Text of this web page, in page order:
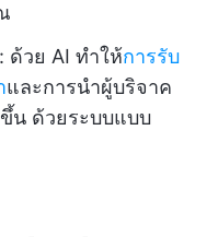
: ด้วย AI ทำให้การรับ
และการนำผู้บริจาค
น ด้วยระบบแบบ